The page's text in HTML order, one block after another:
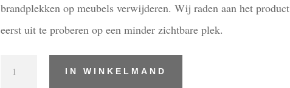
brandplekken op meubels verwijderen. Wij raden aan het product
eerst uit te proberen op een minder zichtbare plek.
IN WINKELMAND